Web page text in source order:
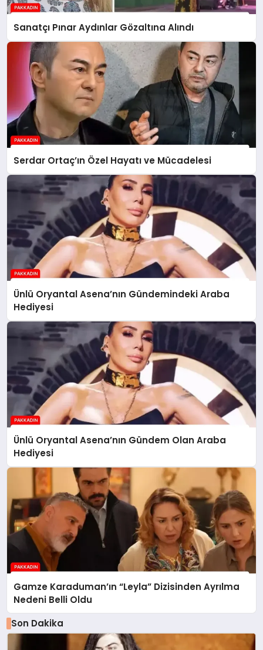
Sanatçı Pınar Aydınlar Gözaltına Alındı
Serdar Ortaç’ın Özel Hayatı ve Mücadelesi
Ünlü Oryantal Asena’nın Gündemindeki Araba
Hediyesi
Ünlü Oryantal Asena’nın Gündem Olan Araba
Hediyesi
Gamze Karaduman’ın “Leyla” Dizisinden Ayrılma
Nedeni Belli Oldu
Son Dakika